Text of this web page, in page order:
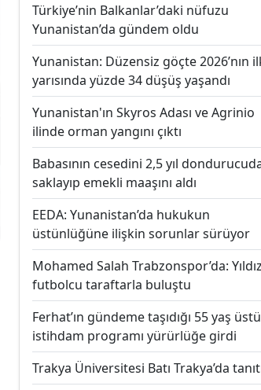
Türkiye’nin Balkanlar’daki nüfuzu
Yunanistan’da gündem oldu
Yunanistan: Düzensiz göçte 2026’nın
yarısında yüzde 34 düşüş yaşandı
Yunanistan'ın Skyros Adası ve Agrinio
ilinde orman yangını çıktı
Babasının cesedini 2,5 yıl
saklayıp emekli maaşını aldı
EEDA: Yunanistan’da hukukun
üstünlüğüne ilişkin sorunlar sürüyor
Mohamed Salah Trabzonspor’da: Yıldız
futbolcu taraftarla buluştu
Ferhat’ın gündeme taşıdığı 55 yaş üstü
istihdam programı yürürlüğe girdi
Trakya Üniversitesi Batı Trakya’da